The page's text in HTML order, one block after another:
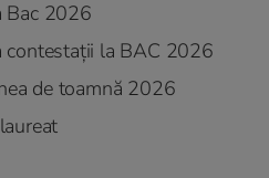
Bac 2026
contestații la BAC 2026
de toamnă 2026